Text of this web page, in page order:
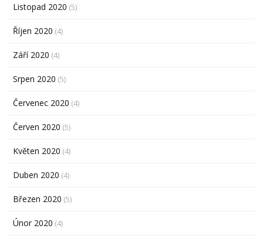
Listopad 2020 (5)
Říjen 2020 (4)
Září 2020 (4)
Srpen 2020 (5)
Červenec 2020 (4)
Červen 2020 (5)
Květen 2020 (4)
Duben 2020 (4)
Březen 2020 (5)
Únor 2020 (4)